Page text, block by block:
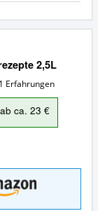
2,5L
Erfahrungen
ca. 23 €